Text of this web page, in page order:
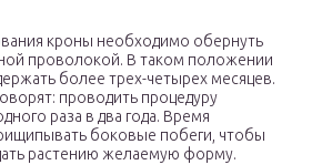
кроны необходимо обернуть
проволокой. В таком положении
более трех-четырех месяцев.
проводить процедуру
раза в два года. Время
боковые побеги, чтобы
растению желаемую форму.